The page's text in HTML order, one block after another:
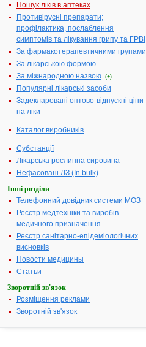
Пошук ліків в аптеках
Противірусні препарати;
профілактика, послаблення
симптомів та лікування грипу та ГРВІ
За фармакотерапевтичними групами
За лікарською формою
За міжнародною назвою (+)
Популярні лікарські засоби
Задекларовані оптово-відпускні ціни
на ліки
Каталог виробників
Субстанції
Лікарська рослинна сировина
Нефасовані ЛЗ (In bulk)
Інші розділи
Телефонний довідник системи МОЗ
Реєстр медтехніки та виробів
медичного призначення
Реєстр санітарно-епідеміологічних
висновків
Новости медицины
Статьи
Зворотній зв'язок
Розміщення реклами
Зворотній зв'язок